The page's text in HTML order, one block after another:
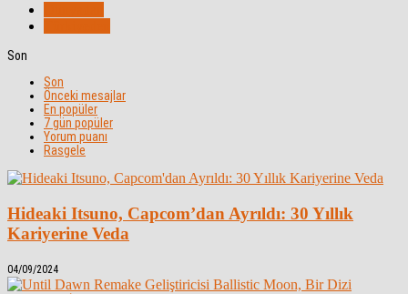
Son
Son
Önceki mesajlar
En popüler
7 gün popüler
Yorum puanı
Rasgele
Hideaki Itsuno, Capcom’dan Ayrıldı: 30 Yıllık
Kariyerine Veda
04/09/2024